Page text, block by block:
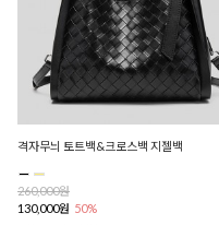
격자무늬 토트백&크로스백 지젤백
260,000원
130,000원 50%